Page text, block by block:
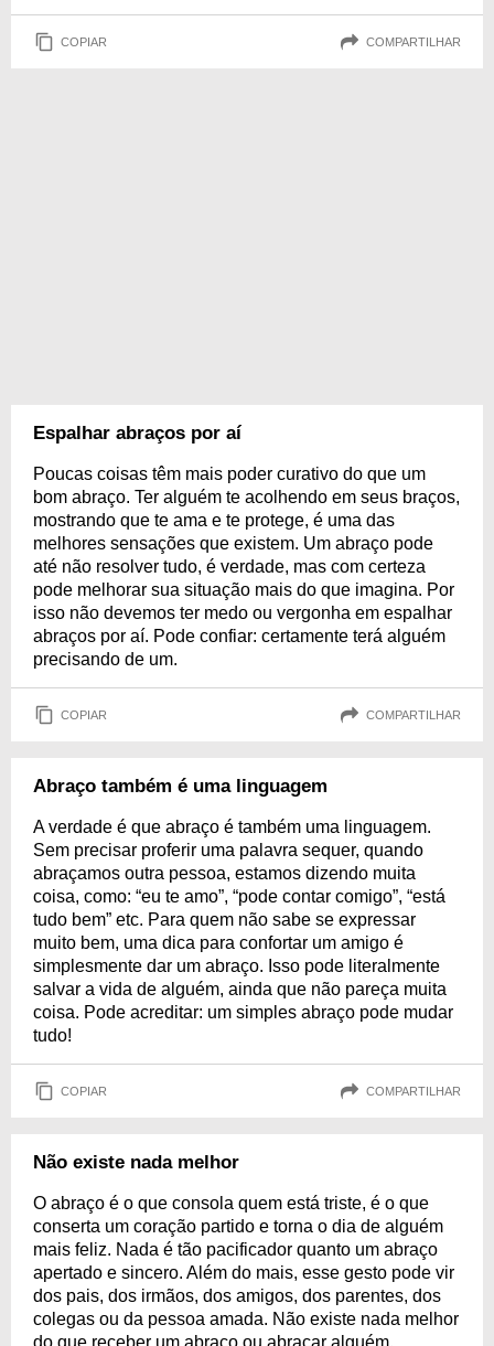
COPIAR COMPARTILHAR
Espalhar abraços por aí
Poucas coisas têm mais poder curativo do que um
bom abraço. Ter alguém te acolhendo em seus braços,
mostrando que te ama e te protege, é uma das
melhores sensações que existem. Um abraço pode
até não resolver tudo, é verdade, mas com certeza
pode melhorar sua situação mais do que imagina. Por
isso não devemos ter medo ou vergonha em espalhar
abraços por aí. Pode confiar: certamente terá alguém
precisando de um.
COPIAR COMPARTILHAR
Abraço também é uma linguagem
A verdade é que abraço é também uma linguagem.
Sem precisar proferir uma palavra sequer, quando
abraçamos outra pessoa, estamos dizendo muita
coisa, como: “eu te amo”, “pode contar comigo”, “está
tudo bem” etc. Para quem não sabe se expressar
muito bem, uma dica para confortar um amigo é
simplesmente dar um abraço. Isso pode literalmente
salvar a vida de alguém, ainda que não pareça muita
coisa. Pode acreditar: um simples abraço pode mudar
tudo!
COPIAR COMPARTILHAR
Não existe nada melhor
O abraço é o que consola quem está triste, é o que
conserta um coração partido e torna o dia de alguém
mais feliz. Nada é tão pacificador quanto um abraço
apertado e sincero. Além do mais, esse gesto pode vir
dos pais, dos irmãos, dos amigos, dos parentes, dos
colegas ou da pessoa amada. Não existe nada melhor
do que receber um abraço ou abraçar alguém.